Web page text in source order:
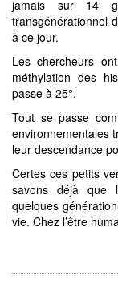
jamais sur 14
transgénérationnel
à ce jour.
Les chercheurs
méthylation des
passe à 25°.
Tout se passe
environnementales
leur descendance
Certes ces petits
savons déjà que
quelques
vie. Chez l’être